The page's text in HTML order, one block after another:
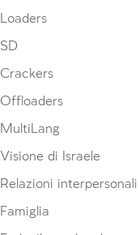
Loaders
SD
Crackers
Offloaders
MultiLang
Visione di Israele
Relazioni interpersonali
Famiglia